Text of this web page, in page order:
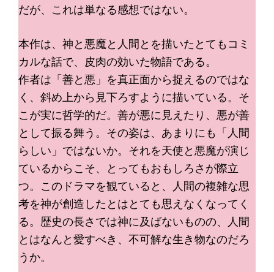
だが、これは単なる感想ではない。
本作は、神と悪魔と人間とを描いたとてもコミ
カルな話で、皮肉の効いた物語である。
作者は「善と悪」を真正面から捉えるのではな
く、斜め上から見下ろすように描いている。そ
こが実に哲学的だ。善が悪に見えたり、悪が善
として振る舞う。その姿は、あまりにも「人間
らしい」ではないか。それを天使と悪魔が演じ
ているからこそ、とってもおもしろさが際立
つ。このドラマを観ていると、人間の複雑な思
考を神が創造したとはとても思えなくなってく
る。歴史の長さでは神に及ばないものの、人間
とはなんと愛すべき、不可解な生き物なのだろ
うか。